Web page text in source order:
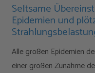
Seltsame
Epidemien und
Alle großen Epidemien
einer großen Zunahme